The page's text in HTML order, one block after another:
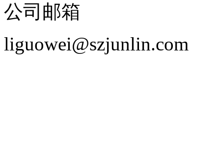
公司邮箱
liguowei@szjunlin.com